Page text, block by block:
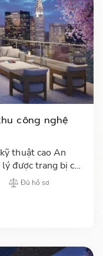
công nghệ
thuật cao An
được trang bị cơ
Đủ hồ sơ